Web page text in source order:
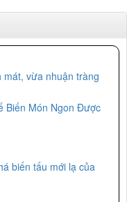
vừa nhuận tràng
Biến Món Ngon Được
biến tấu mới lạ của